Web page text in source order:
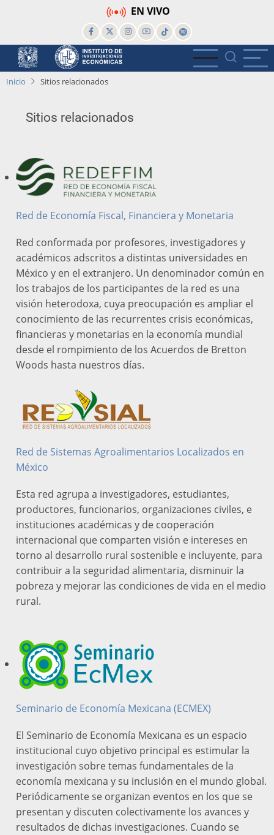
principal
EN VIVO
Inicio Sitios relacionados
Sitios relacionados
Red de Economía Fiscal, Financiera y Monetaria
Red conformada por profesores, investigadores y
académicos adscritos a distintas universidades en
México y en el extranjero. Un denominador común en
los trabajos de los participantes de la red es una
visión heterodoxa, cuya preocupación es ampliar el
conocimiento de las recurrentes crisis económicas,
financieras y monetarias en la economía mundial
desde el rompimiento de los Acuerdos de Bretton
Woods hasta nuestros días.
Red de Sistemas Agroalimentarios Localizados en
México
Esta red agrupa a investigadores, estudiantes,
productores, funcionarios, organizaciones civiles, e
instituciones académicas y de cooperación
internacional que comparten visión e intereses en
torno al desarrollo rural sostenible e incluyente, para
contribuir a la seguridad alimentaria, disminuir la
pobreza y mejorar las condiciones de vida en el medio
rural.
Seminario de Economía Mexicana (ECMEX)
El Seminario de Economía Mexicana es un espacio
institucional cuyo objetivo principal es estimular la
investigación sobre temas fundamentales de la
economía mexicana y su inclusión en el mundo global.
Periódicamente se organizan eventos en los que se
presentan y discuten colectivamente los avances y
resultados de dichas investigaciones. Cuando se